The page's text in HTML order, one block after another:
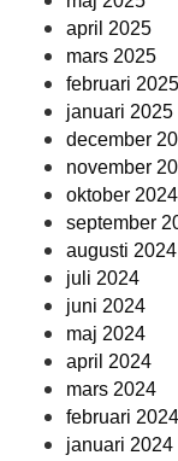
april 2025
mars 2025
februari 2025
januari 2025
december
november
oktober 2024
september
augusti 2024
juli 2024
juni 2024
maj 2024
april 2024
mars 2024
februari 2024
januari 2024